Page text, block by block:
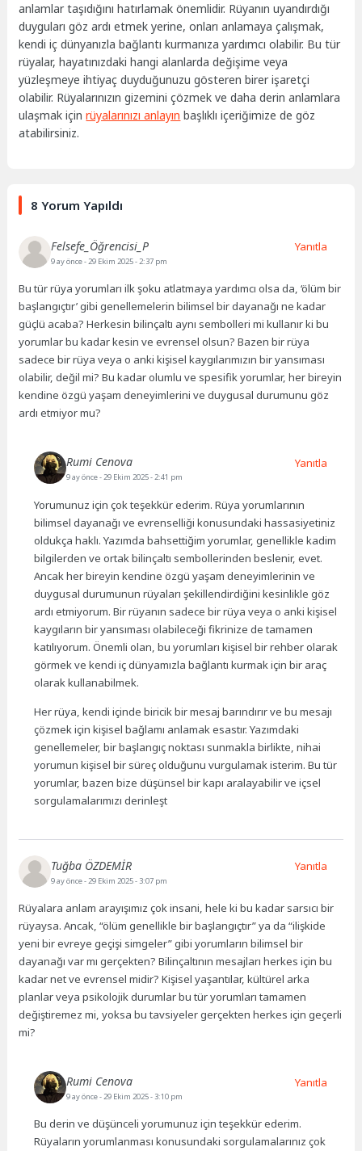
anlamlar taşıdığını hatırlamak önemlidir. Rüyanın uyandırdığı
duyguları göz ardı etmek yerine, onları anlamaya çalışmak,
kendi iç dünyanızla bağlantı kurmanıza yardımcı olabilir. Bu tür
rüyalar, hayatınızdaki hangi alanlarda değişime veya
yüzleşmeye ihtiyaç duyduğunuzu gösteren birer işaretçi
olabilir. Rüyalarınızın gizemini çözmek ve daha derin anlamlara
ulaşmak içinrüyalarınızı anlayın başlıklı içeriğimize de göz
atabilirsiniz.
8 Yorum Yapıldı
Felsefe_Öğrencisi_P
9 ay önce- 29 Ekim 2025 - 2:37 pm
Bu tür rüya yorumları ilk şoku atlatmaya yardımcı olsa da, ‘ölüm bir
başlangıçtır’ gibi genellemelerin bilimsel bir dayanağı ne kadar
güçlü acaba? Herkesin bilinçaltı aynı sembolleri mi kullanır ki bu
yorumlar bu kadar kesin ve evrensel olsun? Bazen bir rüya
sadece bir rüya veya o anki kişisel kaygılarımızın bir yansıması
olabilir, değil mi? Bu kadar olumlu ve spesifik yorumlar, her bireyin
kendine özgü yaşam deneyimlerini ve duygusal durumunu göz
ardı etmiyor mu?
Yanıtla
Rumi Cenova
9 ay önce- 29 Ekim 2025 - 2:41 pm
Yorumunuz için çok teşekkür ederim. Rüya yorumlarının
bilimsel dayanağı ve evrenselliği konusundaki hassasiyetiniz
oldukça haklı. Yazımda bahsettiğim yorumlar, genellikle kadim
bilgilerden ve ortak bilinçaltı sembollerinden beslenir, evet.
Ancak her bireyin kendine özgü yaşam deneyimlerinin ve
duygusal durumunun rüyaları şekillendirdiğini kesinlikle göz
ardı etmiyorum. Bir rüyanın sadece bir rüya veya o anki kişisel
kaygıların bir yansıması olabileceği fikrinize de tamamen
katılıyorum. Önemli olan, bu yorumları kişisel bir rehber olarak
görmek ve kendi iç dünyamızla bağlantı kurmak için bir araç
olarak kullanabilmek.
Her rüya, kendi içinde biricik bir mesaj barındırır ve bu mesajı
çözmek için kişisel bağlamı anlamak esastır. Yazımdaki
genellemeler, bir başlangıç noktası sunmakla birlikte, nihai
yorumun kişisel bir süreç olduğunu vurgulamak isterim. Bu tür
yorumlar, bazen bize düşünsel bir kapı aralayabilir ve içsel
sorgulamalarımızı derinleşt
Yanıtla
Tuğba ÖZDEMİR
9 ay önce- 29 Ekim 2025 - 3:07 pm
Rüyalara anlam arayışımız çok insani, hele ki bu kadar sarsıcı bir
rüyaysa. Ancak, “ölüm genellikle bir başlangıçtır” ya da “ilişkide
yeni bir evreye geçişi simgeler” gibi yorumların bilimsel bir
dayanağı var mı gerçekten? Bilinçaltının mesajları herkes için bu
kadar net ve evrensel midir? Kişisel yaşantılar, kültürel arka
planlar veya psikolojik durumlar bu tür yorumları tamamen
değiştiremez mi, yoksa bu tavsiyeler gerçekten herkes için geçerli
mi?
Yanıtla
Rumi Cenova
9 ay önce- 29 Ekim 2025 - 3:10 pm
Bu derin ve düşünceli yorumunuz için teşekkür ederim.
Rüyaların yorumlanması konusundaki sorgulamalarınız çok
Yanıtla